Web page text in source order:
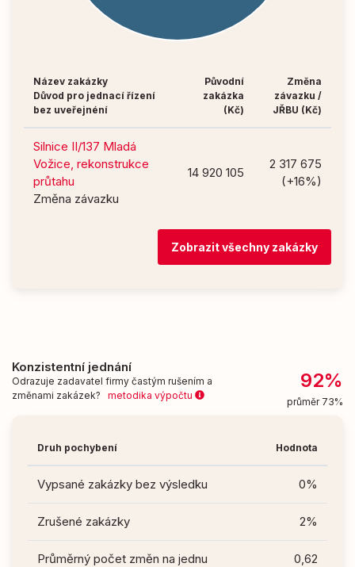
Název zakázky
Důvod pro jednací řízení
bez uveřejnéní
Původní
zakázka
(Kč)
Změna
závazku /
JŘBU (Kč)
Silnice II/137 Mladá
Vožice, rekonstrukce
průtahu
Změna závazku
14 920 105
2 317 675
(+16%)
Zobrazit všechny zakázky
Konzistentní jednání
Odrazuje zadavatel firmy častým rušením a
změnami zakázek? metodika výpočtu
92%
průměr 73%
Druh pochybení Hodnota
Vypsané zakázky bez výsledku 0%
Zrušené zakázky 2%
Průměrný počet změn na jednu
0,62